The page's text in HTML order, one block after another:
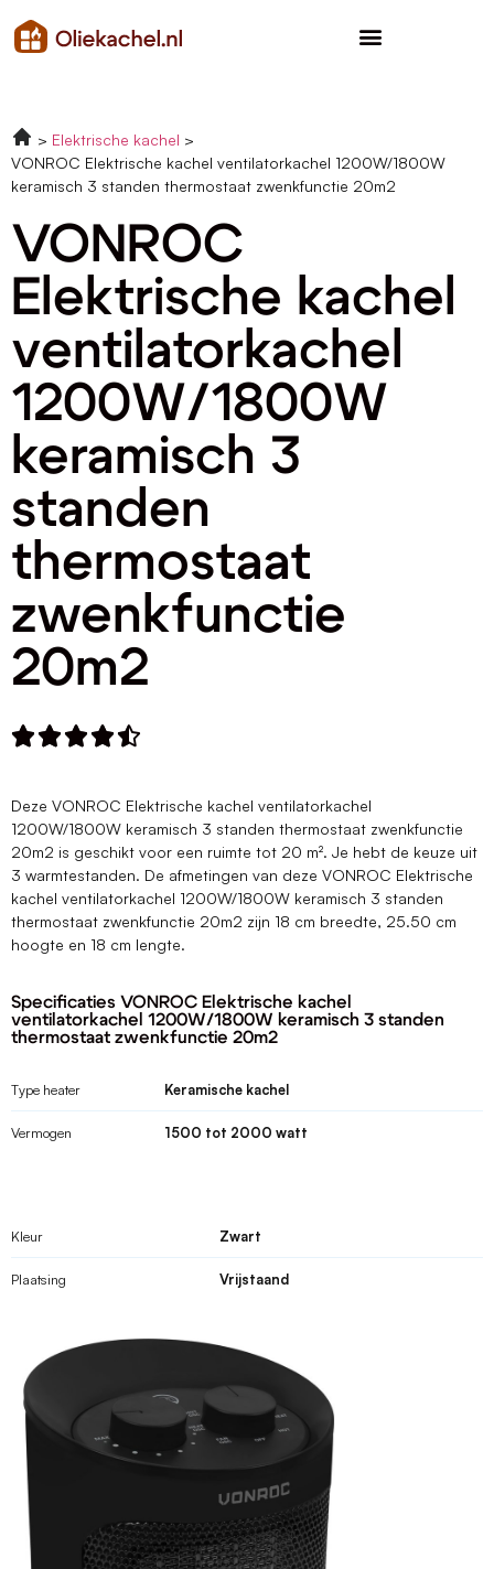
Elektrische kachel
VONROC Elektrische kachel ventilatorkachel 1200W/1800W
keramisch 3 standen thermostaat zwenkfunctie 20m2
VONROC
Elektrische kachel
ventilatorkachel
1200W/1800W
keramisch 3
standen
thermostaat
zwenkfunctie
20m2

Deze VONROC Elektrische kachel ventilatorkachel
1200W/1800W keramisch 3 standen thermostaat zwenkfunctie
20m2 is geschikt voor een ruimte tot 20 m². Je hebt de keuze uit
3 warmtestanden. De afmetingen van deze VONROC Elektrische
kachel ventilatorkachel 1200W/1800W keramisch 3 standen
thermostaat zwenkfunctie 20m2 zijn 18 cm breedte, 25.50 cm
hoogte en 18 cm lengte.
Specificaties VONROC Elektrische kachel
ventilatorkachel 1200W/1800W keramisch 3 standen
thermostaat zwenkfunctie 20m2
Type heater Keramische kachel
Vermogen 1500 tot 2000 watt
Kleur Zwart
Plaatsing Vrijstaand